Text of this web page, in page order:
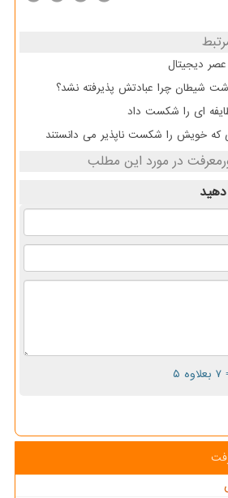
دیجیتال
شیطان چرا عبادتش پذیرفته نشد؟
ای را شکست داد
که خویش را شکست ناپذیر می دانستند
در مورد این مطلب
۵